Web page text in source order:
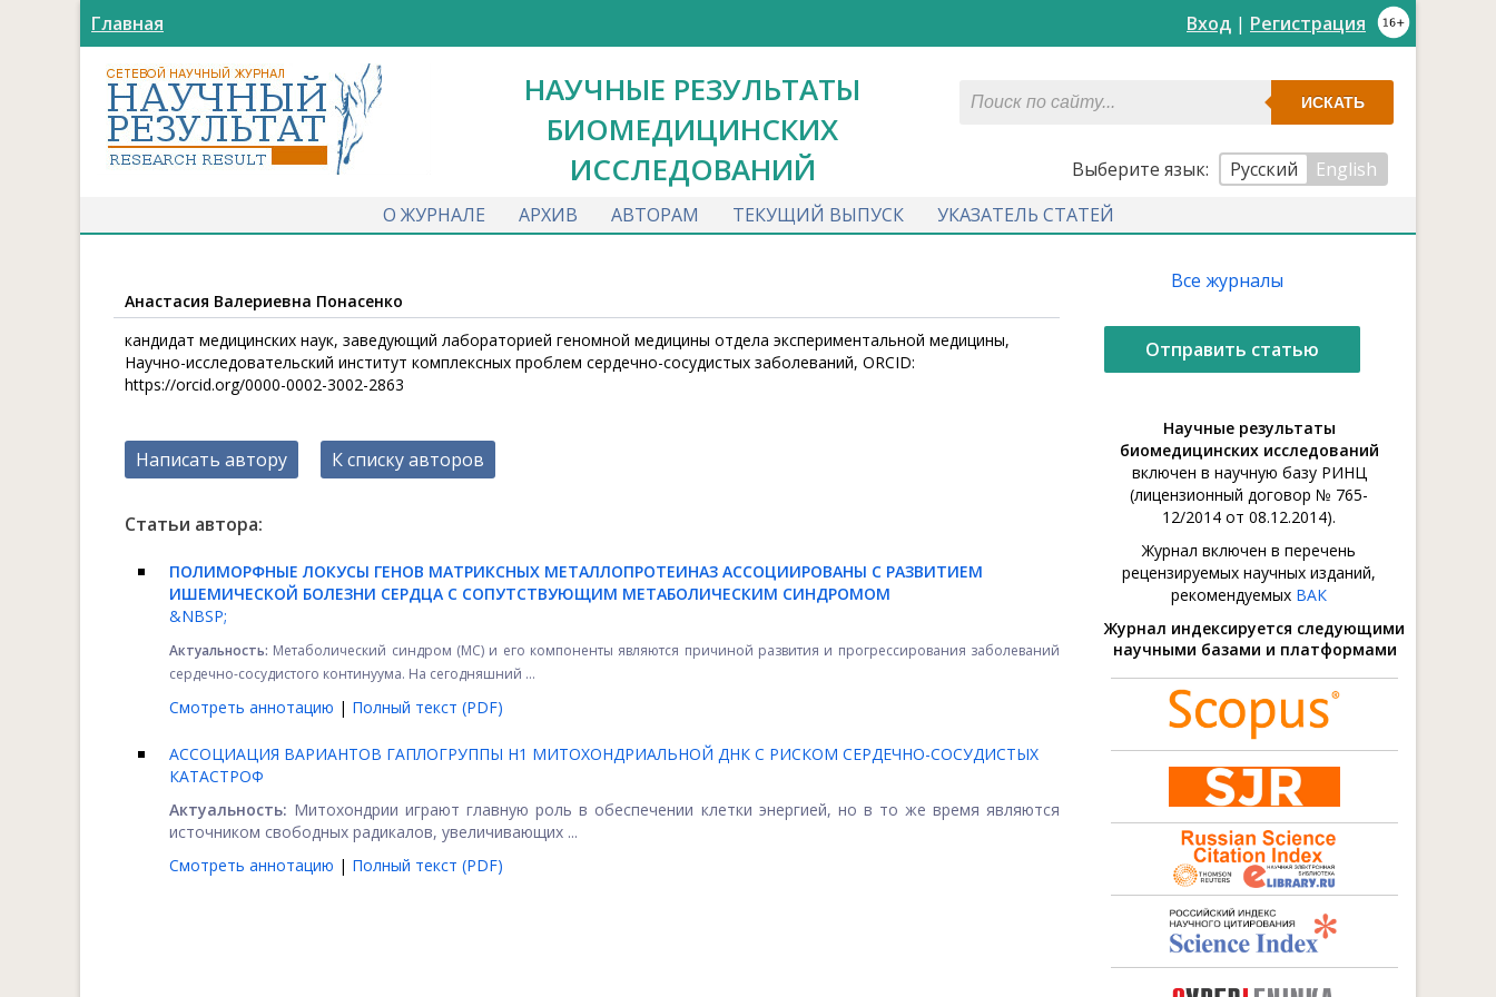
Главная Вход | Регистрация
НАУЧНЫЕ РЕЗУЛЬТАТЫ
БИОМЕДИЦИНСКИХ
ИССЛЕДОВАНИЙ
ИСКАТЬ
Выберите язык: Русский
English
О ЖУРНАЛЕ
АРХИВ АВТОРАМ ТЕКУЩИЙ ВЫПУСК УКАЗАТЕЛЬ СТАТЕЙ
Анастасия Валериевна Понасенко
кандидат медицинских наук, заведующий лабораторией геномной медицины отдела экспериментальной медицины,
Научно-исследовательский институт комплексных проблем сердечно-сосудистых заболеваний, ORCID:
https://orcid.org/0000-0002-3002-2863
Написать автору К списку авторов
Статьи автора:
ПОЛИМОРФНЫЕ ЛОКУСЫ ГЕНОВ МАТРИКСНЫХ МЕТАЛЛОПРОТЕИНАЗ АССОЦИИРОВАНЫ С РАЗВИТИЕМ
ИШЕМИЧЕСКОЙ БОЛЕЗНИ СЕРДЦА С СОПУТСТВУЮЩИМ МЕТАБОЛИЧЕСКИМ СИНДРОМОМ
&NBSP;
Актуальность: Метаболический синдром (МС) и его компоненты являются причиной развития и прогрессирования заболеваний
сердечно-сосудистого континуума. На сегодняшний ...
Смотреть аннотацию | Полный текст (PDF)
АССОЦИАЦИЯ ВАРИАНТОВ ГАПЛОГРУППЫ Н1 МИТОХОНДРИАЛЬНОЙ ДНК С РИСКОМ СЕРДЕЧНО-СОСУДИСТЫХ
КАТАСТРОФ
Актуальность: Митохондрии играют главную роль в обеспечении клетки энергией, но в то же время являются
источником свободных радикалов, увеличивающих ...
Смотреть аннотацию | Полный текст (PDF)
Все журналы
Отправить статью
Научные результаты
биомедицинских исследований
включен в научную базу РИНЦ
(лицензионный договор № 765-
12/2014 от 08.12.2014).
Журнал включен в перечень
рецензируемых научных изданий,
рекомендуемых ВАК
Журнал индексируется следующими
научными базами и платформами